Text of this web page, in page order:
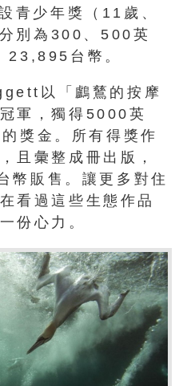
青少年獎（11歲、
別為300、500英
23,895台幣。
以「鸕鶿的按摩
軍，獨得5000英
獎金。所有得獎作
且彙整成冊出版，
幣販售。讓更多對住
看過這些生態作品
份心力。